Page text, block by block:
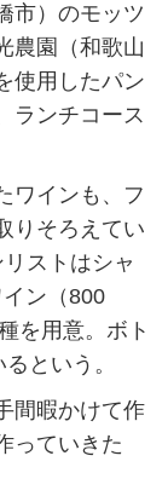
市）のモッツ
農園（和歌山
使用したパン
ランチコース
ワインも、フ
りそろえてい
ストはシャ
ン（800
を用意。ボト
という。
間暇かけて作
っていきた